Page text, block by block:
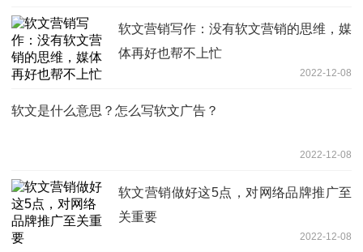
软文营销写作：没有软文营销的思维，媒
体再好也帮不上忙
2022-12-08
软文是什么意思？怎么写软文广告？
2022-12-08
软文营销做好这5点，对网络品牌推广至
关重要
2022-12-08